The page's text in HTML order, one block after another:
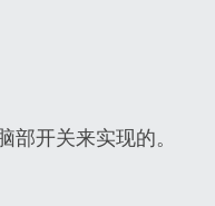
开关来实现的。